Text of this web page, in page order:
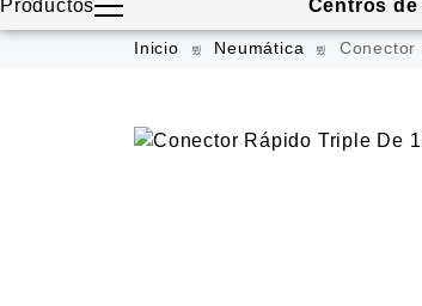
Productos
Madera
Centros
Inicio Neumática Conector